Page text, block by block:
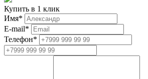
Купить в 1 клик
Имя*
E-mail*
Телефон*